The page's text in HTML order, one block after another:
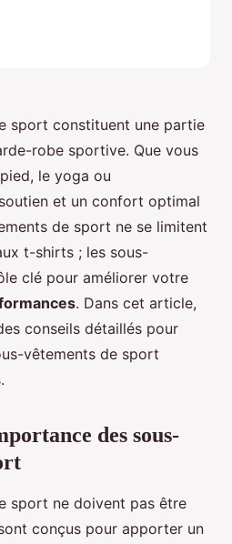
sport constituent une partie
robe sportive. Que vous
le yoga ou
et un confort optimal
de sport ne se limitent
t-shirts ; les sous-
clé pour améliorer votre
. Dans cet article,
conseils détaillés pour
vêtements de sport
des sous-
sport ne doivent pas être
conçus pour apporter un